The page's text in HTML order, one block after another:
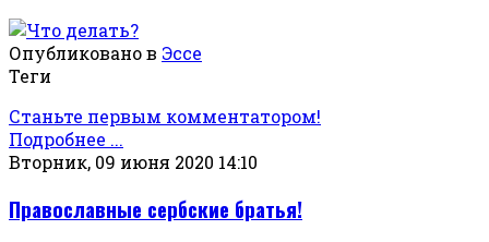
Опубликовано в Эссе
Теги
Станьте первым комментатором!
Подробнее ...
Вторник, 09 июня 2020 14:10
Православные сербские братья!